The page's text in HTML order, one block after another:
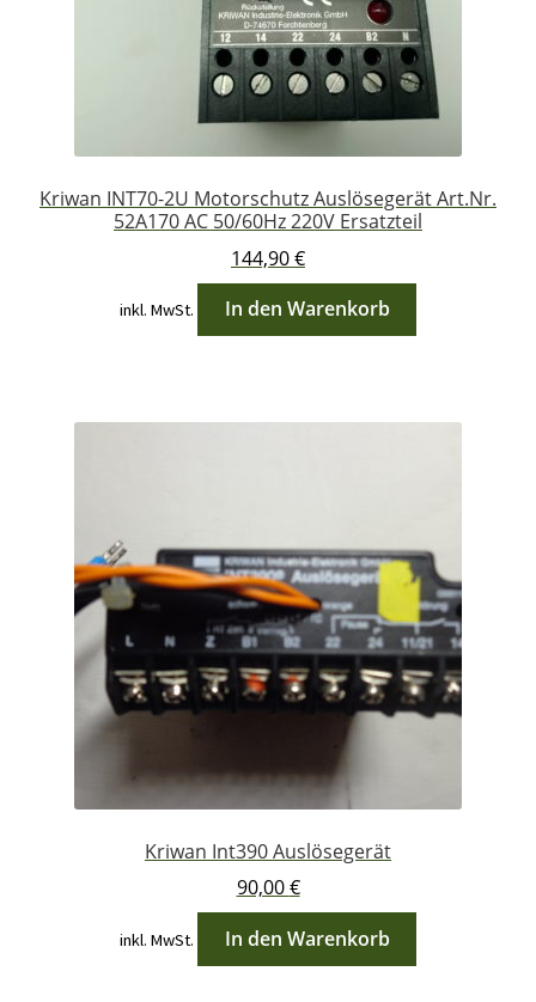
Kriwan INT70-2U Motorschutz Auslösegerät Art.Nr.
52A170 AC 50/60Hz 220V Ersatzteil
144,90€
inkl. MwSt. In den Warenkorb
Kriwan Int390 Auslösegerät
90,00€
inkl. MwSt. In den Warenkorb